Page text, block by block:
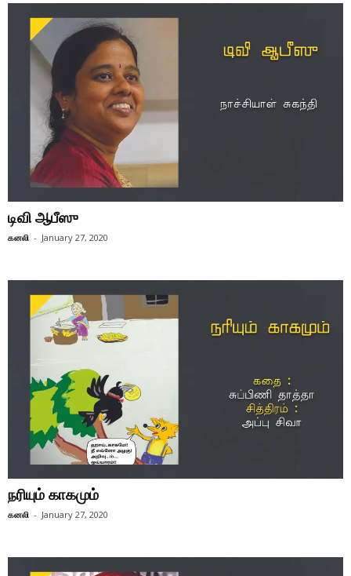
டிவி ஆபீஸு
கனலி - January 27, 2020
நரியும் காகமும்
கனலி - January 27, 2020